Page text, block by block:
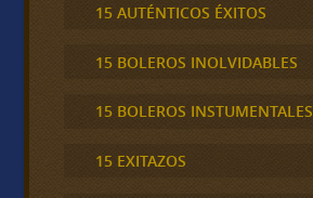
15 AUTÉNTICOS ÉXITOS
15 BOLEROS INOLVIDABLES
15 BOLEROS INSTUMENTALES
15 EXITAZOS